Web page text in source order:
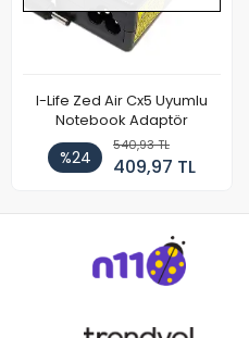
I-Life Zed Air Cx5 Uyumlu
Notebook Adaptör
%24
540,93 TL
409,97 TL